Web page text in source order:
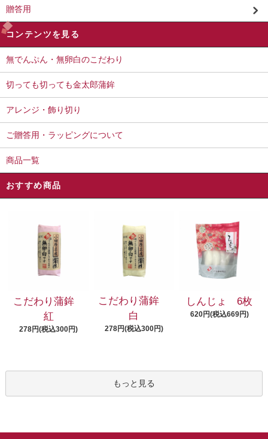
贈答用
コンテンツを見る
無でんぷん・無卵白のこだわり
切っても切っても金太郎蒲鉾
アレンジ・飾り切り
ご贈答用・ラッピングについて
商品一覧
おすすめ商品
こだわり蒲鉾
紅
278円(税込300円)
こだわり蒲鉾
白
278円(税込300円)
しんじょ 6枚
620円(税込669円)
もっと見る